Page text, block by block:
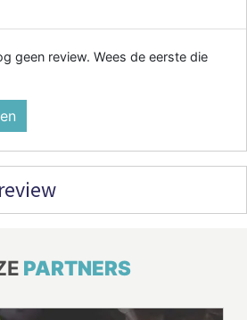
geen review. Wees de eerste die
PARTNERS